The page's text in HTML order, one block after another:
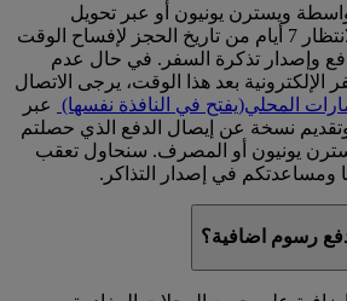
ويسترن يونيون أو عبر تحويل
مصرفي، يرجى الانتظار 7 أيام من تاريخ الحجز لإفساح الوقت
وإصدار تذكرة السفر. في حال عدم
الإلكترونية بعد هذا الوقت، يرجى الاتصال
المحلي(يفتح في النافذة نفسها) عبر
وتقديم نسخة عن إيصال الدفع الذي حصلتم
يونيون أو المصرف. سنحاول تعقب
ومساعدتكم في إصدار التذاكر.
رسوم اضافية؟